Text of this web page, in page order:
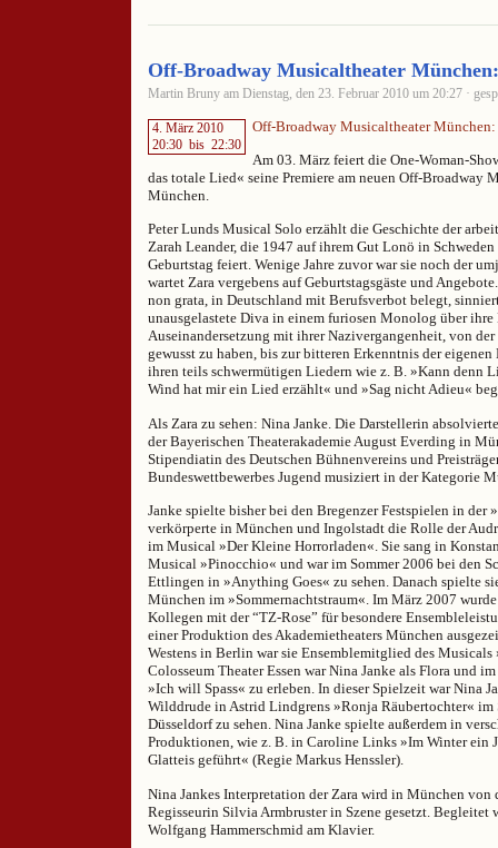
Off-Broadway Musicaltheater
Martin Bruny am Dienstag, den 23. Februar 2010 um 20:27 ·
4. März 2010
20:30 bis 22:30
Off-Broadway Musicaltheater München:
Am 03. März feiert die One-Woman-
das totale Lied« seine Premiere am neuen Off-Broadway
München.
Peter Lunds Musical Solo erzählt die Geschichte der
Zarah Leander, die 1947 auf ihrem Gut Lonö in
Geburtstag feiert. Wenige Jahre zuvor war sie noch der
wartet Zara vergebens auf Geburtstagsgäste und
non grata, in Deutschland mit Berufsverbot belegt,
unausgelastete Diva in einem furiosen Monolog über ihre
Auseinandersetzung mit ihrer Nazivergangenheit, von
gewusst zu haben, bis zur bitteren Erkenntnis der
ihren teils schwermütigen Liedern wie z. B. »Kann denn
Wind hat mir ein Lied erzählt« und »Sag nicht Adieu«
Als Zara zu sehen: Nina Janke. Die Darstellerin
der Bayerischen Theaterakademie August Everding in
Stipendiatin des Deutschen Bühnenvereins und
Bundeswettbewerbes Jugend musiziert in der Kategorie
Janke spielte bisher bei den Bregenzer Festspielen in der
verkörperte in München und Ingolstadt die Rolle der
im Musical »Der Kleine Horrorladen«. Sie sang in
Musical »Pinocchio« und war im Sommer 2006 bei den
Ettlingen in »Anything Goes« zu sehen. Danach spielte
München im »Sommernachtstraum«. Im März 2007
Kollegen mit der “TZ-Rose” für besondere
einer Produktion des Akademietheaters München
Westens in Berlin war sie Ensemblemitglied des Musicals
Colosseum Theater Essen war Nina Janke als Flora und
»Ich will Spass« zu erleben. In dieser Spielzeit war Nina
Wilddrude in Astrid Lindgrens »Ronja Räubertochter« im
Düsseldorf zu sehen. Nina Janke spielte außerdem in
Produktionen, wie z. B. in Caroline Links »Im Winter ein
Glatteis geführt« (Regie Markus Henssler).
Nina Jankes Interpretation der Zara wird in München von
Regisseurin Silvia Armbruster in Szene gesetzt. Begleitet
Wolfgang Hammerschmid am Klavier.